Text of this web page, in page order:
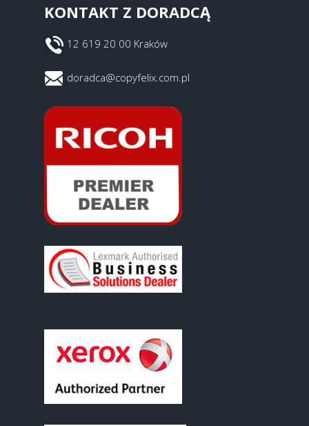
KONTAKT Z DORADCĄ
12 619 20 00 Kraków
doradca@copyfelix.com.pl